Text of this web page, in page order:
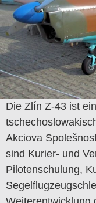
Die Zlín Z-43 ist
Akciova
sind Kurier- und
Pilotenschulung,